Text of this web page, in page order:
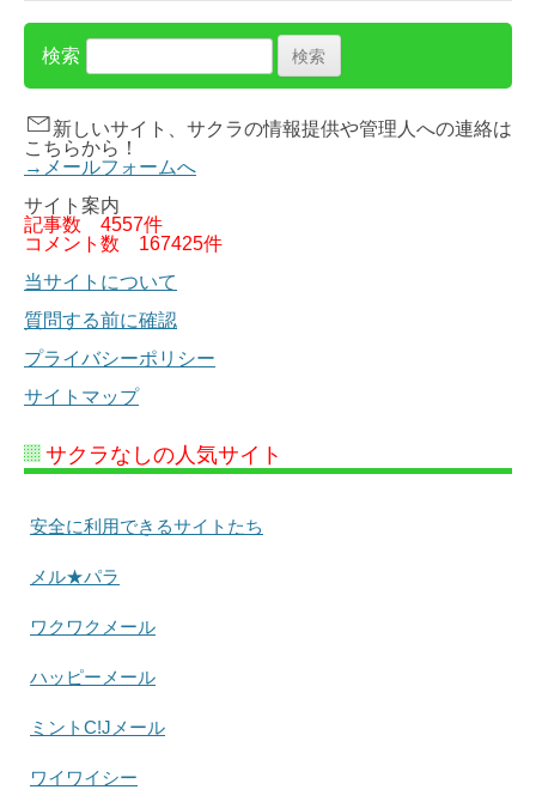
検索
新しいサイト、サクラの情報提供や管理人への連絡は
こちらから！
→メールフォームへ
サイト案内
記事数 4557件
コメント数 167425件
当サイトについて
質問する前に確認
プライバシーポリシー
サイトマップ
サクラなしの人気サイト
安全に利用できるサイトたち
メル★パラ
ワクワクメール
ハッピーメール
ミントC!Jメール
ワイワイシー